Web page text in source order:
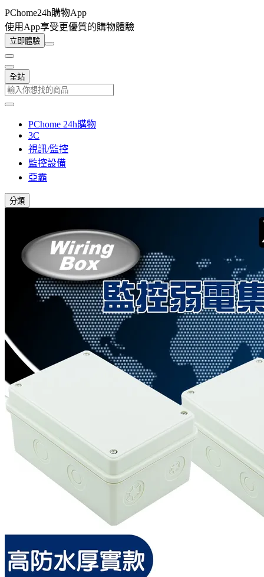
PChome24h購物App
使用App享受更優質的購物體驗
立即體驗
全站
PChome 24h購物
3C
視訊/監控
監控設備
亞霸
分類